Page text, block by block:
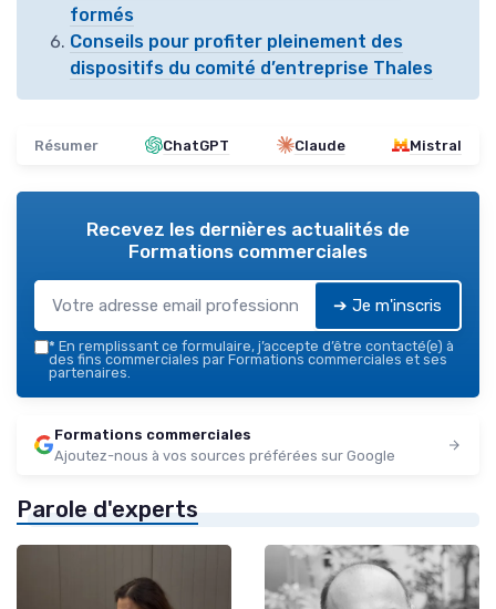
formés
Conseils pour profiter pleinement des
dispositifs du comité d’entreprise Thales
Résumer ChatGPT Claude Mistral
Recevez les dernières actualités de
Formations commerciales
➔ Je m'inscris
* En remplissant ce formulaire, j’accepte d’être contacté(e) à
des fins commerciales par Formations commerciales et ses
partenaires.
Formations commerciales
Ajoutez-nous à vos sources préférées sur Google
Parole d'experts